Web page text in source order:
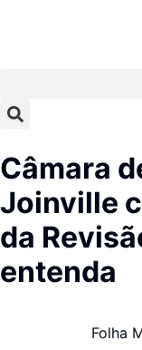
Câmara
Joinville
da
entenda
Folha